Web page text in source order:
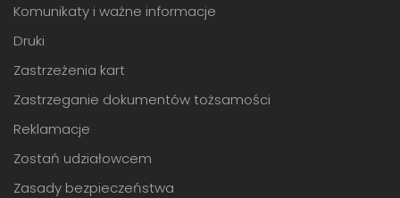
Komunikaty i ważne informacje
Druki
Zastrzeżenia kart
Zastrzeganie dokumentów tożsamości
Reklamacje
Zostań udziałowcem
Zasady bezpieczeństwa